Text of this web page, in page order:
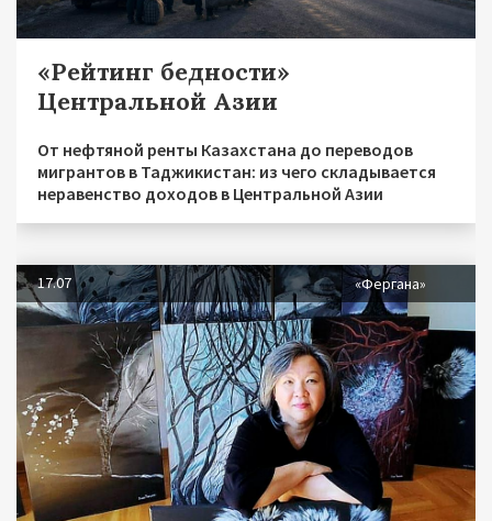
«Рейтинг бедности»
Центральной Азии
От нефтяной ренты Казахстана до переводов
мигрантов в Таджикистан: из чего складывается
неравенство доходов в Центральной Азии
17.07 «Фергана»